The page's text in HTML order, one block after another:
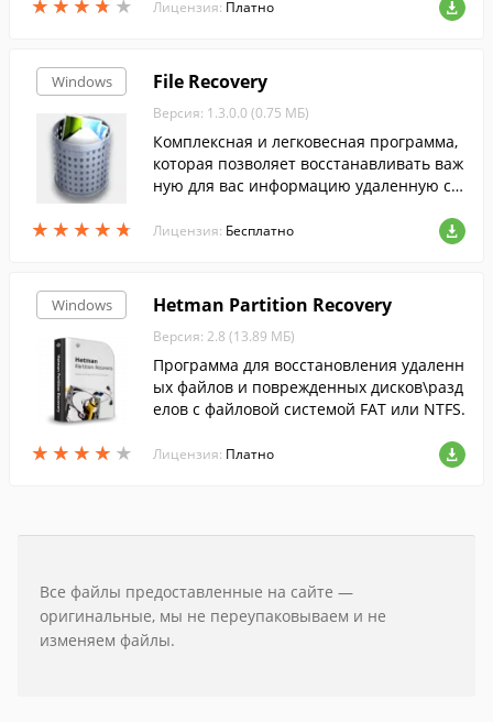
★ ★ ★ ★ ★
★ ★ ★ ★ ★
ности или иных причин.
Лицензия: Платно
Windows
★ ★ ★ ★ ★
★ ★ ★ ★ ★
File Recovery
Версия: 1.3.0.0 (0.75 МБ)
Комплексная и легковесная программа,
которая позволяет восстанавливать важ
ную для вас информацию удаленную с к
оев системы и вирусной активности. Пр
ограмма сканирует на удаленные файл
денные файлы по указанным параметра
м (тип, дата создания и т.п.) и восстанав
ливает выбранные вами в указанную па
пку.
Лицензия: Бесплатно
Windows
★ ★ ★ ★ ★
★ ★ ★ ★ ★
Hetman Partition Recovery
Версия: 2.8 (13.89 МБ)
Программа для восстановления удаленн
ых файлов и поврежденных дисков\разд
елов с файловой системой FAT или NTFS.
Лицензия: Платно
Все файлы предоставленные на сайте —
оригинальные, мы не переупаковываем и не
изменяем файлы.